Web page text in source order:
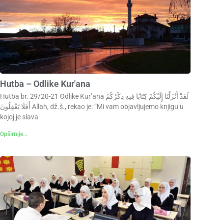
Hutba – Odlike Kur'ana
Hutba br. 29/20-21 Odlike Kur’ana لَقَدْ أَنْزَلْنَا إِلَيْكُمْ كِتَابًا فِيهِ ذِكْرُكُمْ
أَفَلَا تَعْقِلُونَ Allah, dž.š., rekao je: ”Mi vam objavljujemo knjigu u
kojoj je slava
Opširnije...